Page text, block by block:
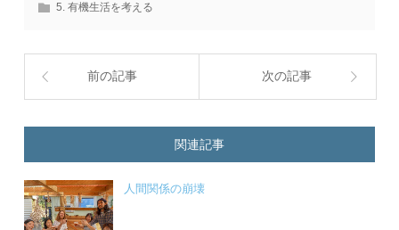
5. 有機生活を考える
前の記事 次の記事
関連記事
人間関係の崩壊